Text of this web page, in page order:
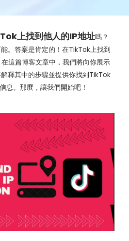
上找到他人的IP地址嗎？
。答案是肯定的！在TikTok上找到
這篇博客文章中，我們將向你展示
釋其中的步驟並提供你找到TikTok
息。那麼，讓我們開始吧！